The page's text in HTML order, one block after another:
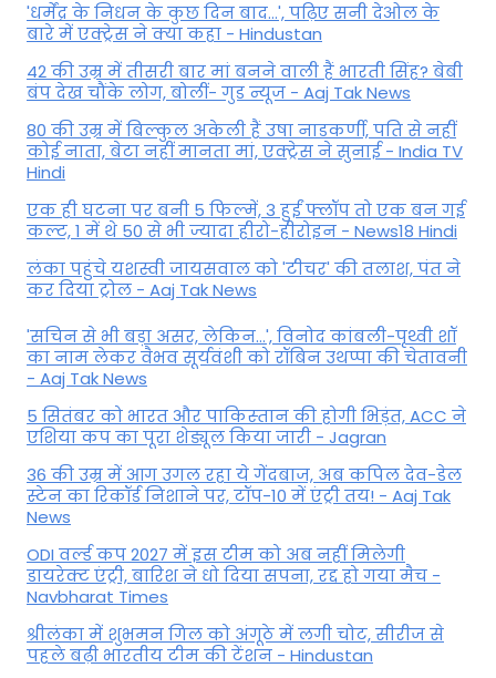
'धर्मेंद्र के निधन के कुछ दिन बाद...', पढ़िए सनी देओल के
बारे में एक्ट्रेस ने क्या कहा - Hindustan
42 की उम्र में तीसरी बार मां बनने वाली हैं भारती सिंह? बेबी
बंप देख चौंके लोग, बोलीं- गुड न्यूज - Aaj Tak News
80 की उम्र में बिल्कुल अकेली हैं उषा नाडकर्णी, पति से नहीं
कोई नाता, बेटा नहीं मानता मां, एक्ट्रेस ने सुनाई - India TV
Hindi
एक ही घटना पर बनी 5 फिल्में, 3 हुईं फ्लॉप तो एक बन गई
कल्ट, 1 में थे 50 से भी ज्यादा हीरो-हीरोइन - News18 Hindi
लंका पहुंचे यशस्वी जायसवाल को 'टीचर' की तलाश, पंत ने
कर द‍िया ट्रोल - Aaj Tak News
'सचिन से भी बड़ा असर, लेकिन...', व‍िनोद कांबली-पृथ्वी शॉ
का नाम लेकर वैभव सूर्यवंशी को रॉबिन उथप्पा की चेतावनी
- Aaj Tak News
5 सितंबर को भारत और पाकिस्‍तान की होगी भिड़ंत, ACC ने
एशिया कप का पूरा शेड्यूल किया जारी - Jagran
36 की उम्र में आग उगल रहा ये गेंदबाज, अब कपिल देव-डेल
स्टेन का रिकॉर्ड निशाने पर, टॉप-10 में एंट्री तय! - Aaj Tak
News
ODI वर्ल्ड कप 2027 में इस टीम को अब नहीं मिलेगी
डायरेक्ट एंट्री, बारिश ने धो दिया सपना, रद्द हो गया मैच -
Navbharat Times
श्रीलंका में शुभमन गिल को अंगूठे में लगी चोट, सीरीज से
पहले बढ़ी भारतीय टीम की टेंशन - Hindustan